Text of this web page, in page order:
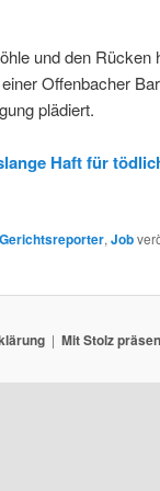
und den Rücken
Offenbacher
plädiert.
Haft für
Gerichtsreporter, Job
Mit Stolz